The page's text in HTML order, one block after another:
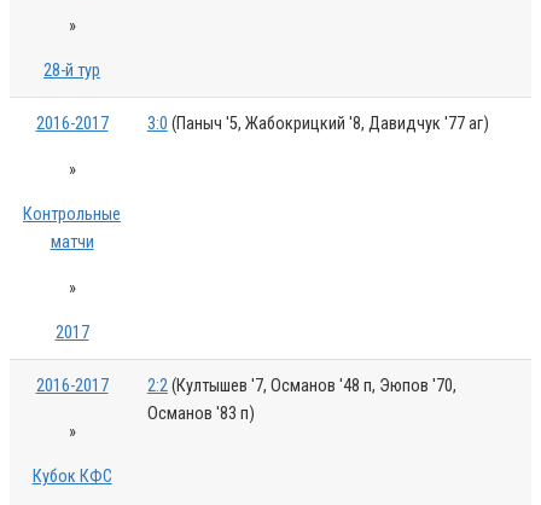
»
28-й тур
2016-2017
»
Контрольные
матчи
»
2017
3:0 (Паныч '5, Жабокрицкий '8, Давидчук '77 аг)
2016-2017
»
Кубок КФС
2:2(Култышев '7, Османов '48 п, Эюпов '70,
Османов '83 п)